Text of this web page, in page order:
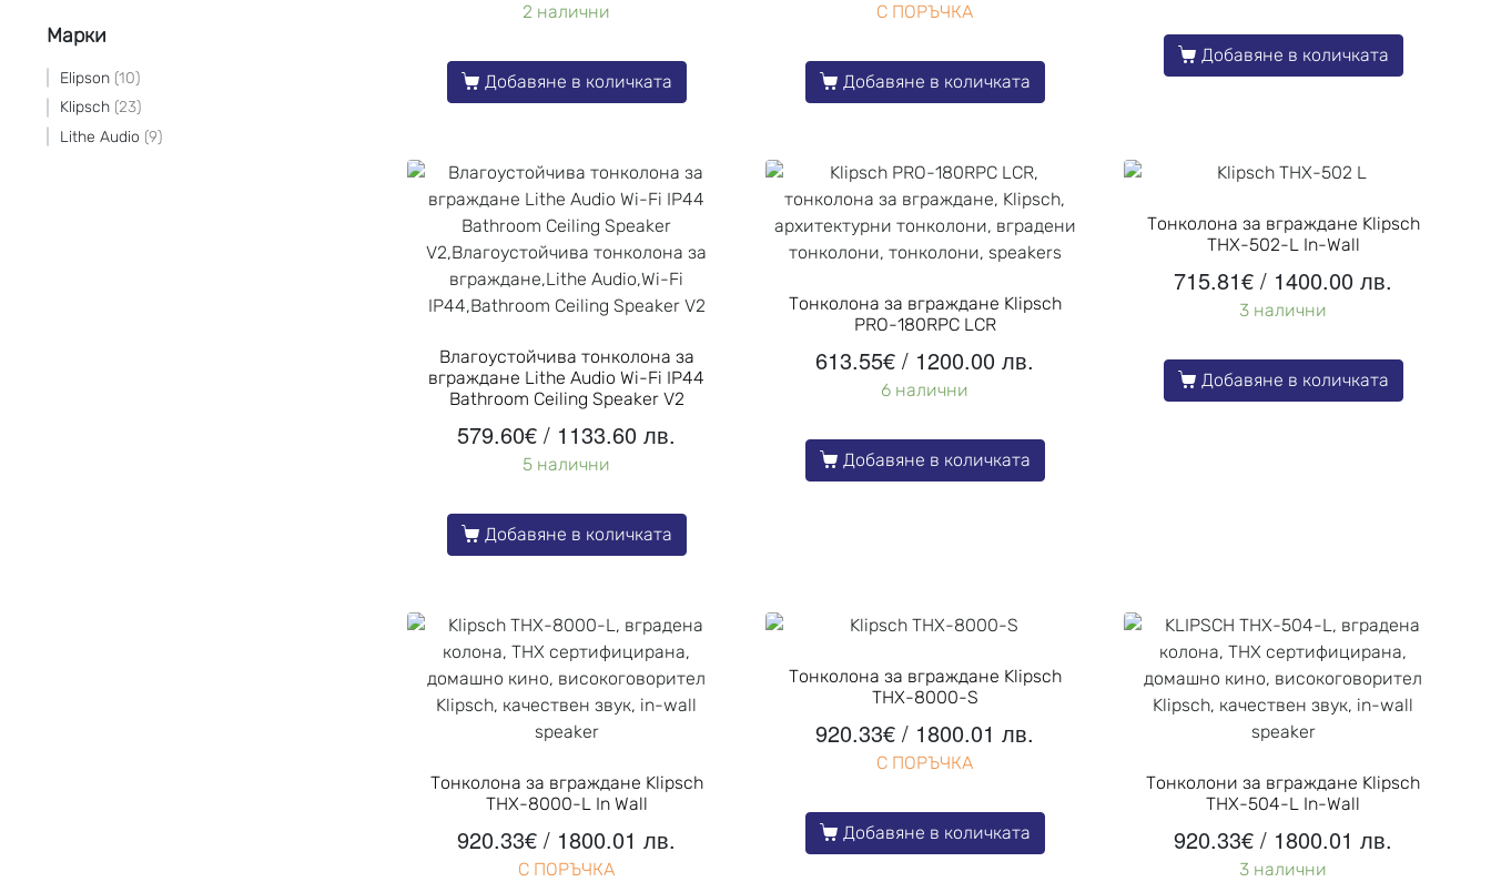
2 налични
Добавяне в количката
С ПОРЪЧКА
Добавяне в количката
Добавяне в количката
Влагоустойчива тонколона за
вграждане Lithe Audio Wi-Fi IP44
Bathroom Ceiling Speaker V2
579.60€ / 1133.60 лв.
5 налични
Добавяне в количката
Тонколона за вграждане Klipsch
PRO-180RPC LCR
613.55€ / 1200.00 лв.
6 налични
Добавяне в количката
Тонколона за вграждане Klipsch
THX-502-L In-Wall
715.81€ / 1400.00 лв.
3 налични
Добавяне в количката
Тонколона за вграждане Klipsch
THX-8000-L In Wall
920.33€ / 1800.01 лв.
С ПОРЪЧКА
Тонколона за вграждане Klipsch
THX-8000-S
920.33€ / 1800.01 лв.
С ПОРЪЧКА
Добавяне в количката
Тонколони за вграждане Klipsch
THX-504-L In-Wall
920.33€ / 1800.01 лв.
3 налични
Марки
Elipson 10
Klipsch 23
Lithe Audio 9